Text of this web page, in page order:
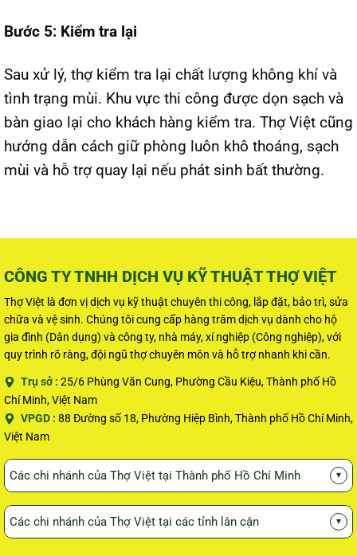
Bước 5: Kiểm tra lại
Sau xử lý, thợ kiểm tra lại chất lượng không khí và
tình trạng mùi. Khu vực thi công được dọn sạch và
bàn giao lại cho khách hàng kiểm tra. Thợ Việt cũng
hướng dẫn cách giữ phòng luôn khô thoáng, sạch
mùi và hỗ trợ quay lại nếu phát sinh bất thường.
CÔNG TY TNHH DỊCH VỤ KỸ THUẬT THỢ VIỆT
Thợ Việt là đơn vị dịch vụ kỹ thuật chuyên thi công, lắp đặt, bảo trì, sửa
chữa và vệ sinh. Chúng tôi cung cấp hàng trăm dịch vụ dành cho hộ
gia đình (Dân dụng) và công ty, nhà máy, xí nghiệp (Công nghiệp), với
quy trình rõ ràng, đội ngũ thợ chuyên môn và hỗ trợ nhanh khi cần.
Trụ sở : 25/6 Phùng Văn Cung, Phường Cầu Kiệu, Thành phố Hồ
Chí Minh, Việt Nam
VPGD : 88 Đường số 18, Phường Hiệp Bình, Thành phố Hồ Chí Minh,
Việt Nam
Các chi nhánh của Thợ Việt tại Thành phố Hồ Chí Minh ▾
Các chi nhánh của Thợ Việt tại các tỉnh lân cận ▾